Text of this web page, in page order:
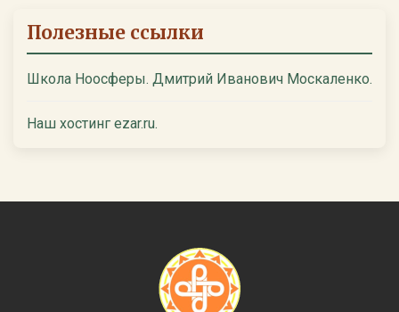
Полезные ссылки
Школа Ноосферы. Дмитрий Иванович Москаленко.
Наш хостинг ezar.ru.